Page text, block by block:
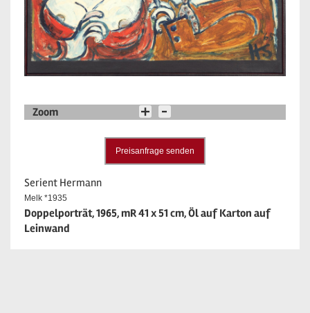
Zoom
Preisanfrage senden
Serient Hermann
Melk *1935
Doppelporträt, 1965, mR 41 x 51 cm, Öl auf Karton auf
Leinwand